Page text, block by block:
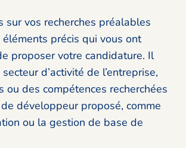
sur vos recherches préalables
précis qui vous ont
proposer votre candidature. Il
d’activité de l’entreprise,
ou des compétences recherchées
développeur proposé, comme
ou la gestion de base de